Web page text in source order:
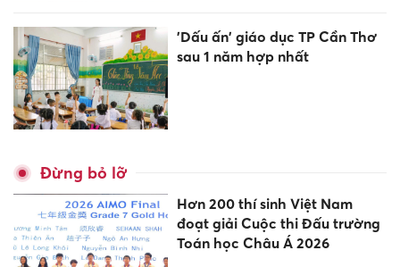
'Dấu ấn' giáo dục TP Cần Thơ
sau 1 năm hợp nhất
Đừng bỏ lỡ
Hơn 200 thí sinh Việt Nam
đoạt giải Cuộc thi Đấu trường
Toán học Châu Á 2026